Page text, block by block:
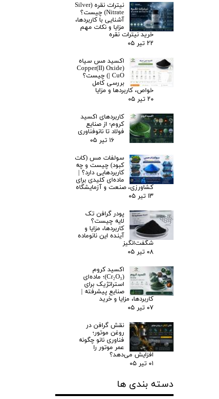
نیترات نقره (Silver
Nitrate) چیست؟
آشنایی با کاربردها،
مزایا و نکات مهم
خرید نیترات نقره
۲۲ تیر ۰۵
اکسید مس سیاه
(Copper(II) Oxide
| CuO) چیست؟
بررسی کامل
خواص، کاربردها و مزایا
۲۰ تیر ۰۵
کاربردهای اکسید
کروم؛ از صنایع
فولاد تا نانوفناوری
۱۶ تیر ۰۵
سولفات مس (کات
کبود) چیست و چه
کاربردهایی دارد؟ |
ماده‌ای کلیدی برای
کشاورزی، صنعت و آزمایشگاه
۱۳ تیر ۰۵
پودر گرافن تک
لایه چیست؟
کاربردها، مزایا و
آینده این نانوماده
شگفت‌انگیز
۰۸ تیر ۰۵
اکسید کروم
(Cr₂O₃)؛ ماده‌ای
استراتژیک برای
صنایع پیشرفته |
کاربردها، مزایا و خرید
۰۷ تیر ۰۵
نقش گرافن در
روغن موتور؛
فناوری نانو چگونه
عمر موتور را
افزایش می‌دهد؟
۰۱ تیر ۰۵
دسته بندی ها